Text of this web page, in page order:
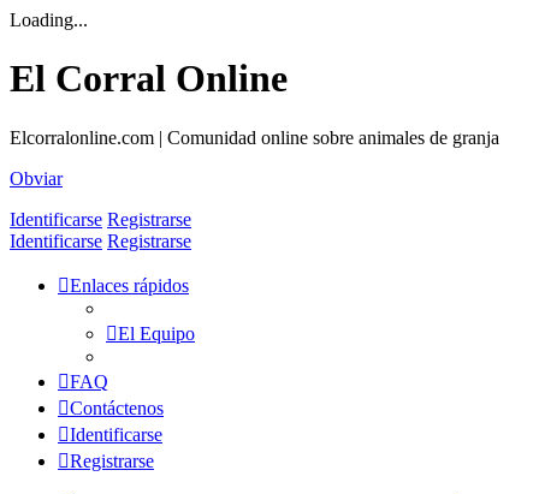
Loading...
El Corral Online
Elcorralonline.com | Comunidad online sobre animales de granja
Obviar
Identificarse Registrarse
Identificarse Registrarse
Enlaces rápidos
El Equipo
FAQ
Contáctenos
Identificarse
Registrarse